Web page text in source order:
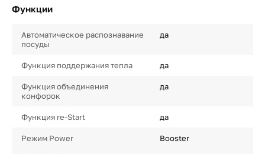
Функции
Автоматическое распознавание
посуды
да
Функция поддержания тепла да
Функция объединения
конфорок
да
Функция re-Start да
Режим Power Booster